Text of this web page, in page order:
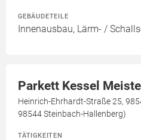
GEBÄUDETEILE
Innenausbau, Lärm- /
Parkett Kessel
Heinrich-Ehrhardt-Straße 25,
98544 Steinbach-Hallenberg)
TÄTIGKEITEN